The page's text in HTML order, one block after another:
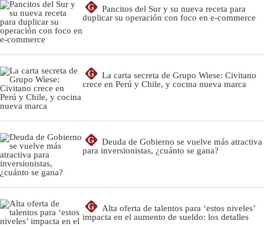
G
Pancitos del Sur y su nueva receta para
duplicar su operación con foco en e-commerce
G
La carta secreta de Grupo Wiese: Civitano
crece en Perú y Chile, y cocina nueva marca
G
Deuda de Gobierno se vuelve más atractiva
para inversionistas, ¿cuánto se gana?
G
Alta oferta de talentos para ‘estos niveles’
impacta en el aumento de sueldo: los detalles